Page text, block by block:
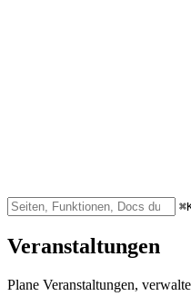
Veranstaltungen
Plane Veranstaltungen,